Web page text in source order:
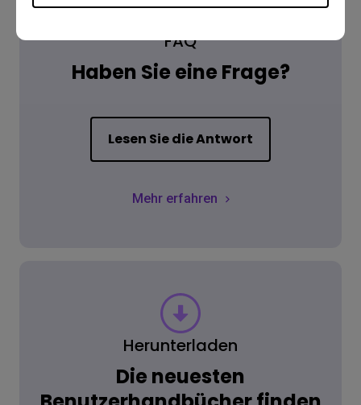
FAQ
Haben Sie eine Frage?
Lesen Sie die Antwort
Mehr erfahren
Herunterladen
Die neuesten